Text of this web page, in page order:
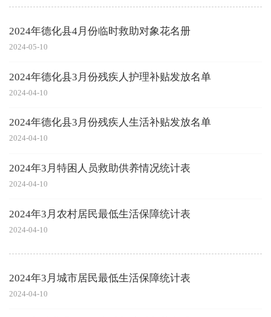
2024年德化县4月份临时救助对象花名册
2024-05-10
2024年德化县3月份残疾人护理补贴发放名单
2024-04-10
2024年德化县3月份残疾人生活补贴发放名单
2024-04-10
2024年3月特困人员救助供养情况统计表
2024-04-10
2024年3月农村居民最低生活保障统计表
2024-04-10
2024年3月城市居民最低生活保障统计表
2024-04-10